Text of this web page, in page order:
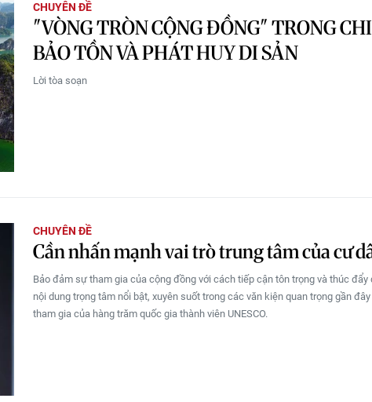
CHUYÊN ĐỀ
"VÒNG TRÒN CỘNG ĐỒNG" TRONG
BẢO TỒN VÀ PHÁT HUY DI SẢN
Lời tòa soạn
CHUYÊN ĐỀ
Cần nhấn mạnh vai trò trung tâm của cư
Bảo đảm sự tham gia của cộng đồng với cách tiếp cận tôn trọng và thúc đẩy
nội dung trọng tâm nổi bật, xuyên suốt trong các văn kiện quan trọng gần
tham gia của hàng trăm quốc gia thành viên UNESCO.